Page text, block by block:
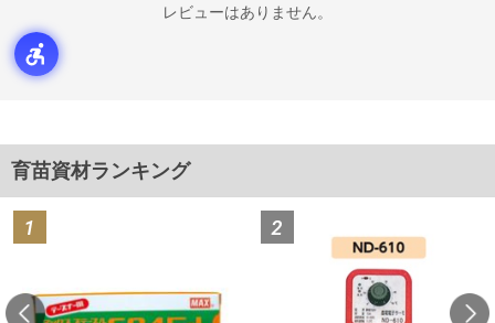
レビューはありません。
育苗資材ランキング